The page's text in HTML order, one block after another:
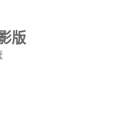
版